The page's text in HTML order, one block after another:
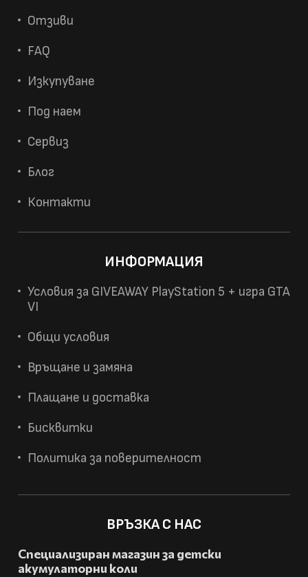
Отзиви
FAQ
Изкупуване
Под наем
Сервиз
Блог
Контакти
ИНФОРМАЦИЯ
Условия за GIVEAWAY PlayStation 5 + игра GTA
VI
Общи условия
Връщане и замяна
Плащане и доставка
Бисквитки
Политика за поверителност
ВРЪЗКА С НАС
Специализиран магазин за детски
акумулаторни коли